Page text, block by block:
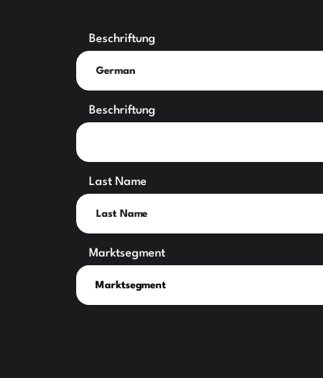
Beschriftung
Beschriftung
Last Name
Marktsegment